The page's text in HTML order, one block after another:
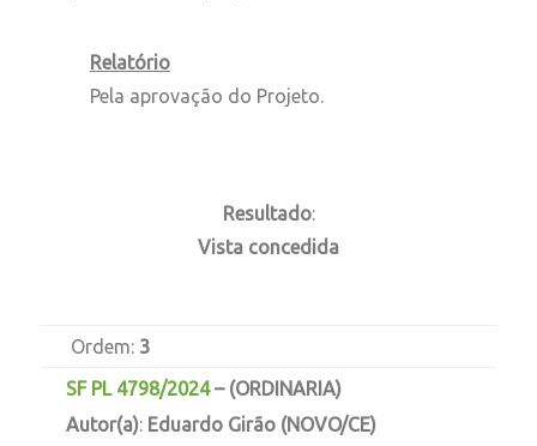
Relatório
Pela aprovação do Projeto.
Resultado:
Vista concedida
Ordem: 3
SF PL 4798/2024– (ORDINARIA)
Autor(a): Eduardo Girão (NOVO/CE)